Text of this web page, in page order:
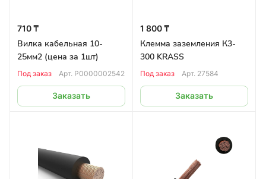
710 ₸
Вилка кабельная 10-
25мм2 (цена за 1шт)
Под заказ Арт. Р0000002542
Заказать
1 800 ₸
Клемма заземления К3-
300 KRASS
Под заказ Арт. 27584
Заказать